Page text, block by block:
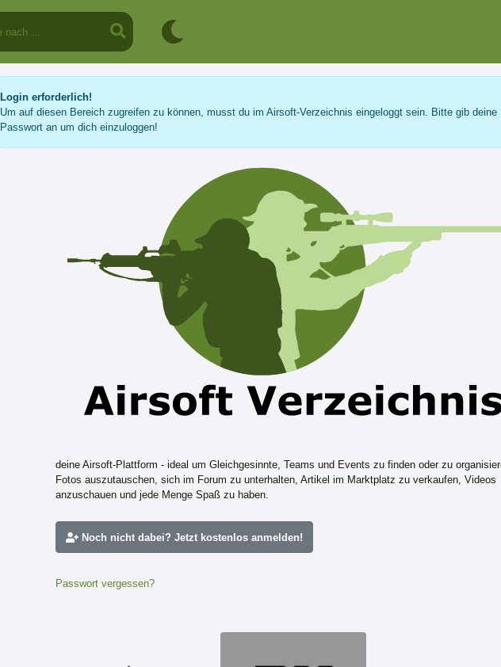
Login erforderlich!
Um auf diesen Bereich zugreifen zu können, musst du im Airsoft-Verzeichnis eingeloggt sein. Bitte gib deine
Passwort an um dich einzuloggen!
deine Airsoft-Plattform - ideal um Gleichgesinnte, Teams und Events zu finden oder zu
Fotos auszutauschen, sich im Forum zu unterhalten, Artikel im Marktplatz zu verkaufen, Videos
anzuschauen und jede Menge Spaß zu haben.
Noch nicht dabei? Jetzt kostenlos anmelden!
Passwort vergessen?